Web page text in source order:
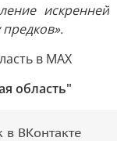
искренней
в МАХ
область"
ВКонтакте